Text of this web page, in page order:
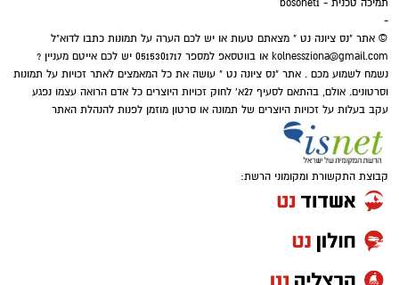
-
© אתר "נס ציונה נט " מצאתם טעות או יש לכם הערה על תמונות כתבו לדוא"ל
kolnessziona@gmail.com
או בווטסאפ למספר 0515301717 יש לכם אייטם מעניין ?
נשמח לשמוע מכם . אתר "נס ציונה נט " עושה את כל המאמצים לאתר זכויות על תמונות
וסרטונים. אולם, בהתאם לסעיף 27א' לחוק זכויות היוצרים כל אדם הרואה עצמו נפגע
עקב בעלות על זכויות היוצרים של תמונה או סרטון מוזמן לפנות להנהלת האתר
קבוצת התקשורת ומקומוני הרשת: